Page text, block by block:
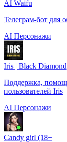
AI Waifu
Телеграм-бот для
AI Персонажи
Iris | Black Diamond
Поддержка,
пользователей Iris
AI Персонажи
Candy girl (18+